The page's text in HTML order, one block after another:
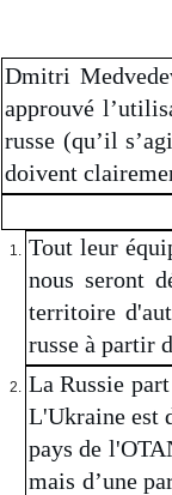
Dmitri
approuvé
russe (qu’il
doivent
Tout leur
nous seront
territoire
russe à partir
La Russie
L'Ukraine est
pays de
mais d’une